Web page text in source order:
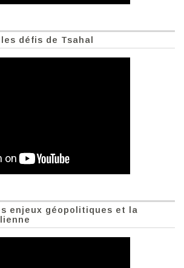
défis de Tsahal
enjeux géopolitiques et la